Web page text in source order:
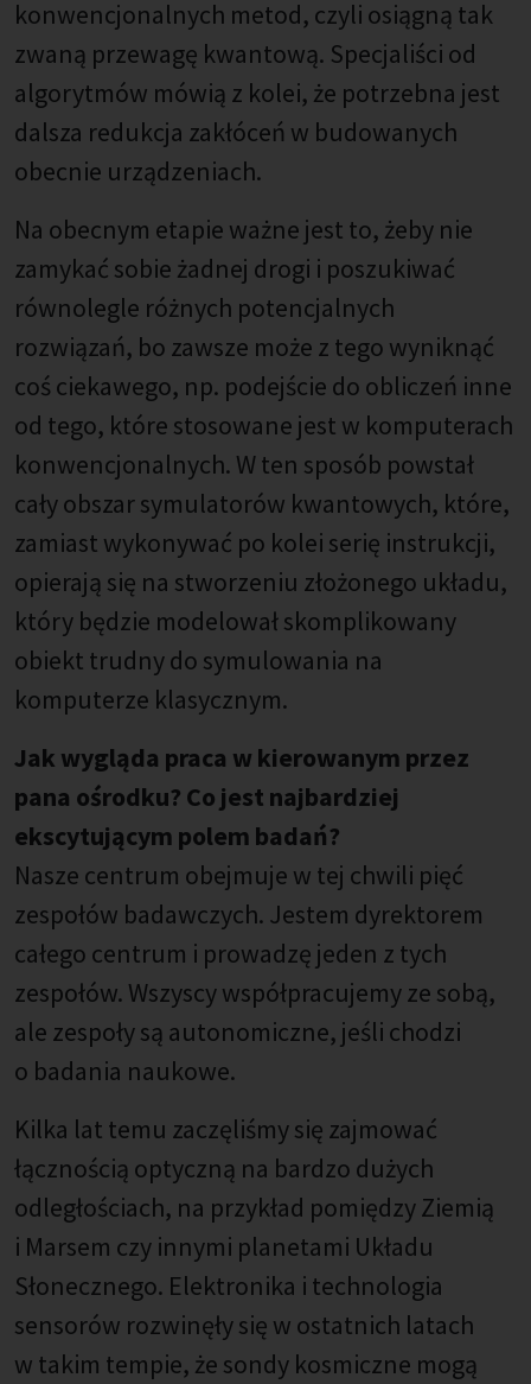
konwencjonalnych metod, czyli osiągną tak
zwaną przewagę kwantową. Specjaliści od
algorytmów mówią z kolei, że potrzebna jest
dalsza redukcja zakłóceń w budowanych
obecnie urządzeniach.
Na obecnym etapie ważne jest to, żeby nie
zamykać sobie żadnej drogi i poszukiwać
równolegle różnych potencjalnych
rozwiązań, bo zawsze może z tego wyniknąć
coś ciekawego, np. podejście do obliczeń inne
od tego, które stosowane jest w komputerach
konwencjonalnych. W ten sposób powstał
cały obszar symulatorów kwantowych, które,
zamiast wykonywać po kolei serię instrukcji,
opierają się na stworzeniu złożonego układu,
który będzie modelował skomplikowany
obiekt trudny do symulowania na
komputerze klasycznym.
Jak wygląda praca w kierowanym przez
pana ośrodku? Co jest najbardziej
ekscytującym polem badań?
Nasze centrum obejmuje w tej chwili pięć
zespołów badawczych. Jestem dyrektorem
całego centrum i prowadzę jeden z tych
zespołów. Wszyscy współpracujemy ze sobą,
ale zespoły są autonomiczne, jeśli chodzi
o badania naukowe.
Kilka lat temu zaczęliśmy się zajmować
łącznością optyczną na bardzo dużych
odległościach, na przykład pomiędzy Ziemią
i Marsem czy innymi planetami Układu
Słonecznego. Elektronika i technologia
sensorów rozwinęły się w ostatnich latach
w takim tempie, że sondy kosmiczne mogą